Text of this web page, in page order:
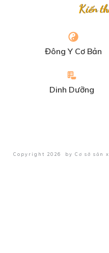
Kiến
Đông Y Cơ Bản
Dinh Dưỡng
Copyright 2026 by Cơ sở sản